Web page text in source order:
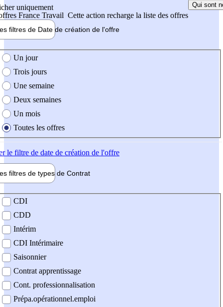
uniquement
France Travail Cette action recharge la liste des offres
Qui sont
filtres de Date de création de l'offre
création de l'offre
Un jour
Trois jours
Une semaine
Deux semaines
Un mois
Toutes les offres
le filtre de date de création de l'offre
filtres de types de Contrat
contrat
CDI
CDD
Intérim
CDI Intérimaire
Saisonnier
Contrat apprentissage
Cont. professionnalisation
Prépa.opérationnel.emploi